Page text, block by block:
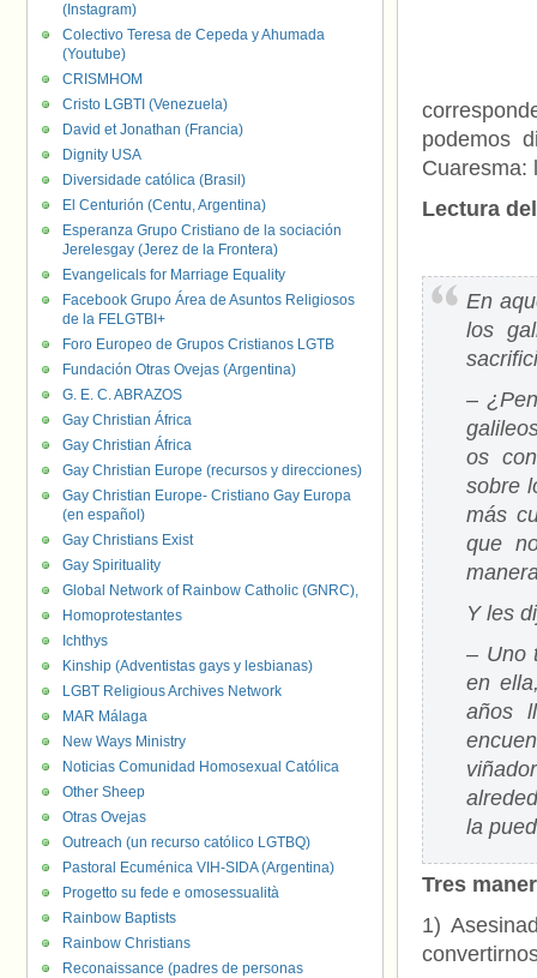
podemos
Cuaresma:
Lectura
En
los
–
os
sobre
más
que
Y les
– Uno
en
años
la
Tres
1)
(Instagram)
Colectivo Teresa de Cepeda y Ahumada
(Youtube)
CRISMHOM
Cristo LGBTI (Venezuela)
David et Jonathan (Francia)
Dignity USA
Diversidade católica (Brasil)
El Centurión (Centu, Argentina)
Esperanza Grupo Cristiano de la sociación
Jerelesgay (Jerez de la Frontera)
Evangelicals for Marriage Equality
Facebook Grupo Área de Asuntos Religiosos
de la FELGTBI+
Foro Europeo de Grupos Cristianos LGTB
Fundación Otras Ovejas (Argentina)
G. E. C. ABRAZOS
Gay Christian África
Gay Christian África
Gay Christian Europe (recursos y direcciones)
Gay Christian Europe- Cristiano Gay Europa
(en español)
Gay Christians Exist
Gay Spirituality
Global Network of Rainbow Catholic (GNRC),
Homoprotestantes
Ichthys
Kinship (Adventistas gays y lesbianas)
LGBT Religious Archives Network
MAR Málaga
New Ways Ministry
Noticias Comunidad Homosexual Católica
Other Sheep
Otras Ovejas
Outreach (un recurso católico LGTBQ)
Pastoral Ecuménica VIH-SIDA (Argentina)
Progetto su fede e omosessualità
Rainbow Baptists
Rainbow Christians
Reconaissance (padres de personas